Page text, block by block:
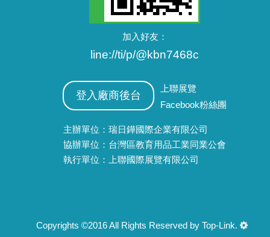
加入好友：
line://ti/p/@kbn7468c
登入廠商後台
上聯展覽
Facebook粉絲團
主辦單位：瑞日鏵國際企業有限公司
協辦單位：台灣區教育用品工業同業公會
執行單位：上聯國際展覽有限公司
Copyrights ©2016 All Rights Reserved by Top-Link.